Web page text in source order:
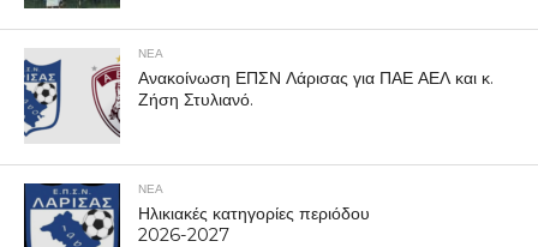
ΝΕΑ
Ανακοίνωση ΕΠΣΝ Λάρισας για ΠΑΕ ΑΕΛ και κ.
Ζήση Στυλιανό.
ΝΕΑ
Ηλικιακές κατηγορίες περιόδου
2026-2027